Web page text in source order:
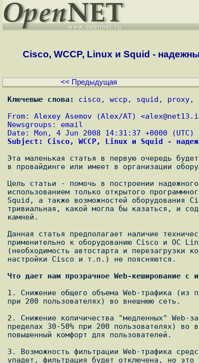
Cisco, WCCP, Linux и Squid -
<< Предыдущая
Ключевые слова: cisco , wccp , squid , proxy,
From: Alexey Asemov (Alex/AT) <
Newsgroups: email
Date: Mon, 4 Jun 2008 14:31:37 +0000 (UTC)
Subject: Cisco, WCCP, Linux и Squid -
Эта маленькая статья в первую очередь
в провайдинге или имеет в организации
Цель статьи - помочь в построении
использованием только открытого
Squid, а также возможностей оборудования
тривиальная, какой могла бы казаться, и
камней.
Данная статья предполагает наличие
применительно к оборудованию Cisco и ОС
(необходимость автостарта и перезагрузки
настройки Cisco и т.п.) не поясняются.
Что дает нам прозрачное Web-кеширование с
1. Снижение общего объема Web-трафика (из
при 200 пользователях) во внешнюю сеть.
2. Снижение количичества "медленных" Web-
пределах 30-50% при 200 пользователях) во
повышенный комфорт для пользователей.
3. Возможность фильтрации Web-трафика
упадет, фильтрация будет отключена, но это